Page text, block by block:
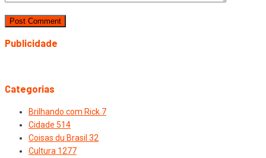
Publicidade
Categorias
Brilhando com Rick 7
Cidade 514
Coisas du Brasil 32
Cultura 1277